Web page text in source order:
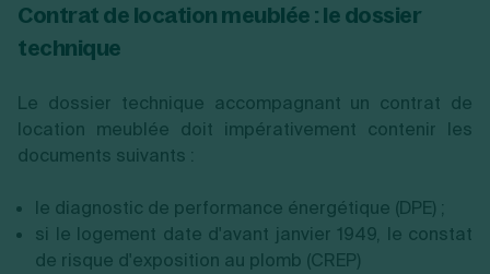
Contrat de location meublée : le dossier
technique
Le dossier technique accompagnant un contrat de
location meublée doit impérativement contenir les
documents suivants :
le diagnostic de performance énergétique (DPE) ;
si le logement date d'avant janvier 1949, le constat
de risque d'exposition au plomb (CREP)